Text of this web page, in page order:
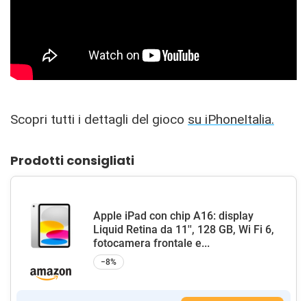
Scopri tutti i dettagli del gioco su iPhoneItalia.
Prodotti consigliati
Apple iPad con chip A16: display
Liquid Retina da 11'', 128 GB, Wi Fi 6,
fotocamera frontale e...
−8%